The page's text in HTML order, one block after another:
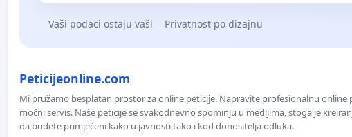
Vaši podaci ostaju vaši Privatnost po dizajnu
Peticijeonline.com
Mi pružamo besplatan prostor za online peticije. Napravite profesionalnu online
močni servis. Naše peticije se svakodnevno spominju u medijima, stoga je
da budete primjećeni kako u javnosti tako i kod donositelja odluka.